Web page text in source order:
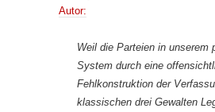
Autor:
Weil die Parteien in unserem
System durch eine
Fehlkonstruktion der
klassischen drei Gewalten